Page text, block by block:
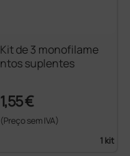
Kit de 3 monofilame
ntos suplentes
1,55 €
(Preço sem IVA)
1 kit